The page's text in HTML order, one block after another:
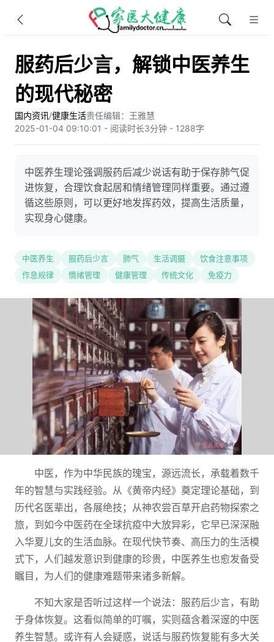
服药后少言，解锁中医养生
的现代秘密
国内资讯/健康生活责任编辑：王雅慧
2025-01-04 09:10:01 - 阅读时长3分钟 - 1288字
中医养生理论强调服药后减少说话有助于保存肺气促
进恢复，合理饮食起居和情绪管理同样重要。通过遵
循这些原则，可以更好地发挥药效，提高生活质量，
实现身心健康。
中医养生 服药后少言 肺气 生活调摄
饮食注意事项
作息规律
情绪管理 健康管理 传统文化 免疫力
中医，作为中华民族的瑰宝，源远流长，承载着数千
年的智慧与实践经验。从《黄帝内经》奠定理论基础，到
历代名医辈出，各展绝技；从神农尝百草开启药物探索之
旅，到如今中医药在全球抗疫中大放异彩，它早已深深融
入华夏儿女的生活血脉。在现代快节奏、高压力的生活模
式下，人们越发意识到健康的珍贵，中医养生也愈发备受
瞩目，为人们的健康难题带来诸多新解。
不知大家是否听过这样一个说法：服药后少言，有助
于身体恢复。这看似简单的叮嘱，实则蕴含着深邃的中医
养生智慧。或许有人会疑惑，说话与服药恢复能有多大关